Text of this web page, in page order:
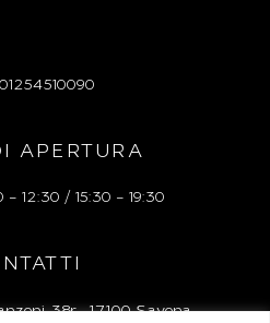
01254510090
APERTURA
12:30 / 15:30 – 19:30
38r, 17100 Savona